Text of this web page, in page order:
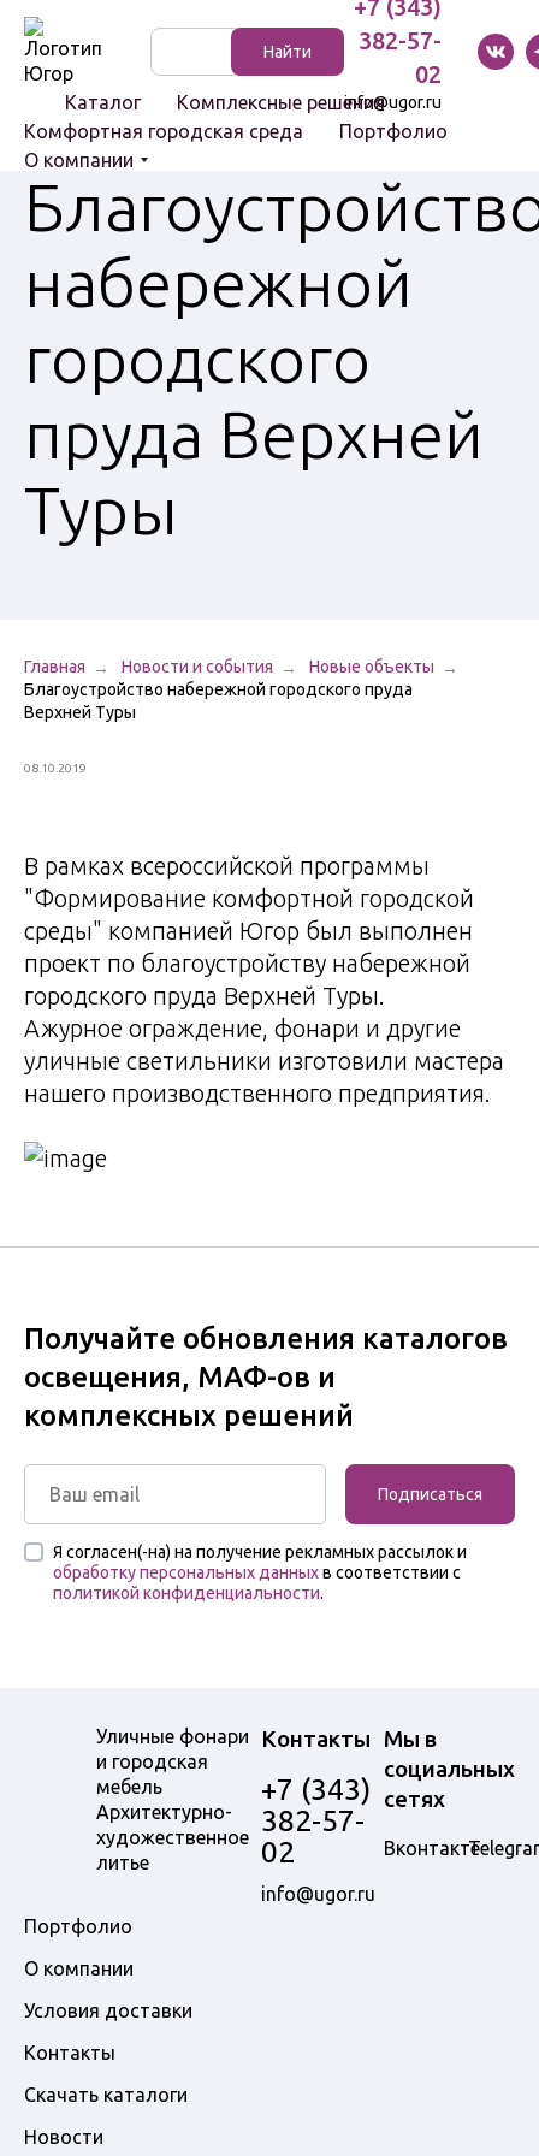
Найти
+7 (343)
382-57-
02
info@ugor.ru
Каталог
Световые
комплексы
Болларды
Скамейки
Ограждения
Перголы и
решетки
Указатели и
стенды
Комплексные решения
Комфортная городская среда
Портфолио
О компании
Указатели
и стенды
набережной
городского
пруда Верхней
Туры
Главная Новости и события
Новые объекты
Благоустройство набережной городского пруда
Верхней Туры
08.10.2019
В рамках всероссийской программы
"Формирование комфортной городской
среды" компанией Югор был выполнен
проект по благоустройству набережной
городского пруда Верхней Туры.
Ажурное ограждение, фонари и другие
уличные светильники изготовили мастера
нашего производственного предприятия.
Получайте обновления каталогов
освещения, МАФ-ов и
комплексных решений
Подписаться
Я согласен(-на) на получение рекламных рассылок и
обработку персональных данныхв соответствии с
политикой конфиденциальности.
Уличные фонари
и городская
мебель
Архитектурно-
художественное
литье
Портфолио
О компании
Условия доставки
Контакты
Скачать каталоги
Новости
Контакты
+7 (343)
382-57-
02
info@ugor.ru
Мы в
социальных
сетях
Вконтакте